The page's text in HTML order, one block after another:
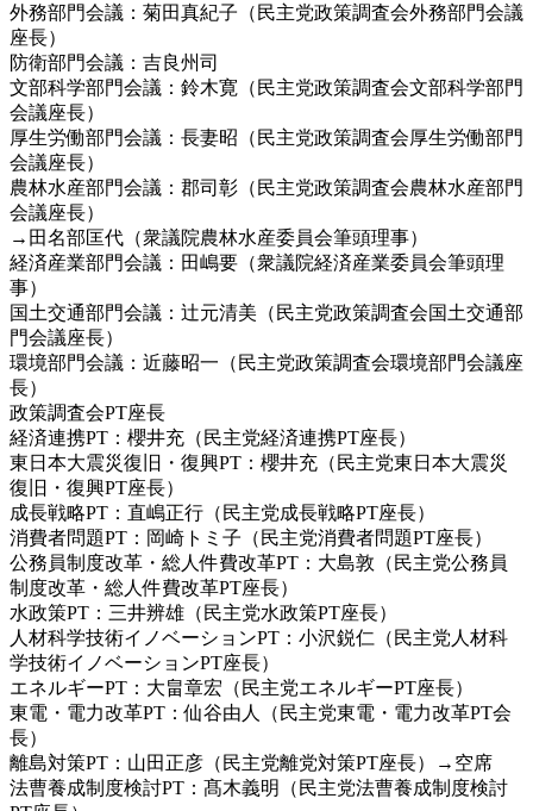
外務部門会議：菊田真紀子（民主党政策調査会外務部門会議
座長）
防衛部門会議：吉良州司
文部科学部門会議：鈴木寛（民主党政策調査会文部科学部門
会議座長）
厚生労働部門会議：長妻昭（民主党政策調査会厚生労働部門
会議座長）
農林水産部門会議：郡司彰（民主党政策調査会農林水産部門
会議座長）
→田名部匡代（衆議院農林水産委員会筆頭理事）
経済産業部門会議：田嶋要（衆議院経済産業委員会筆頭理
事）
国土交通部門会議：辻元清美（民主党政策調査会国土交通部
門会議座長）
環境部門会議：近藤昭一（民主党政策調査会環境部門会議座
長）
政策調査会PT座長
経済連携PT：櫻井充（民主党経済連携PT座長）
東日本大震災復旧・復興PT：櫻井充（民主党東日本大震災
復旧・復興PT座長）
成長戦略PT：直嶋正行（民主党成長戦略PT座長）
消費者問題PT：岡崎トミ子（民主党消費者問題PT座長）
公務員制度改革・総人件費改革PT：大島敦（民主党公務員
制度改革・総人件費改革PT座長）
水政策PT：三井辨雄（民主党水政策PT座長）
人材科学技術イノベーションPT：小沢鋭仁（民主党人材科
学技術イノベーションPT座長）
エネルギーPT：大畠章宏（民主党エネルギーPT座長）
東電・電力改革PT：仙谷由人（民主党東電・電力改革PT会
長）
離島対策PT：山田正彦（民主党離党対策PT座長）→空席
法曹養成制度検討PT：髙木義明（民主党法曹養成制度検討